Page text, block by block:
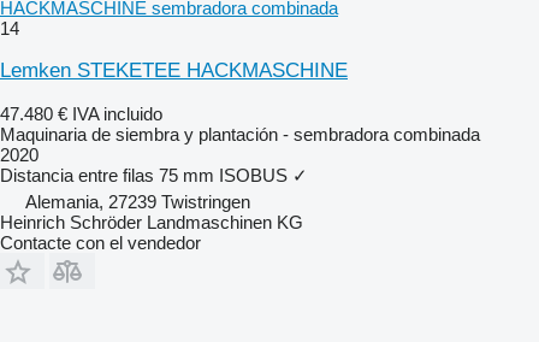
HACKMASCHINE sembradora combinada
14
Lemken STEKETEE HACKMASCHINE
47.480 € IVA incluido
Maquinaria de siembra y plantación - sembradora combinada
2020
Distancia entre filas 75 mm ISOBUS ✓
Alemania, 27239 Twistringen
Heinrich Schröder Landmaschinen KG
Contacte con el vendedor